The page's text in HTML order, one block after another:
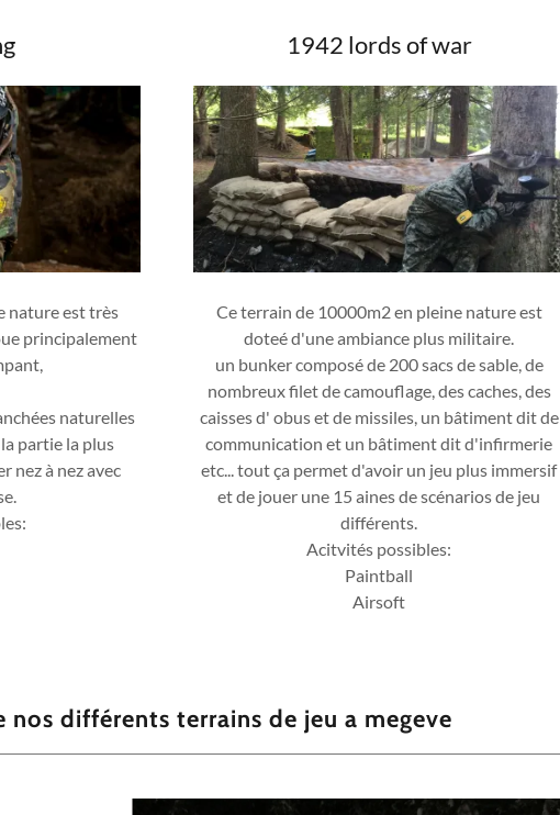
nature est très
principalement
naturelles
partie la plus
nez à nez avec
1942 lords of war
Ce terrain de 10000m2 en pleine nature est
doteé d'une ambiance plus militaire.
un bunker composé de 200 sacs de sable, de
nombreux filet de camouflage, des caches, des
caisses d' obus et de missiles, un bâtiment dit de
communication et un bâtiment dit d'infirmerie
etc... tout ça permet d'avoir un jeu plus immersif
et de jouer une 15 aines de scénarios de jeu
différents.
Acitvités possibles:
Paintball
Airsoft
nos différents terrains de jeu a megeve